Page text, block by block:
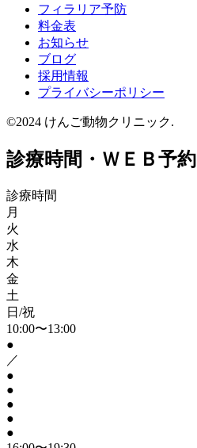
フィラリア予防
料金表
お知らせ
ブログ
採用情報
プライバシーポリシー
©2024 けんご動物クリニック.
診療時間・ＷＥＢ予約
診療時間
月
火
水
木
金
土
日/祝
10:00〜13:00
●
／
●
●
●
●
●